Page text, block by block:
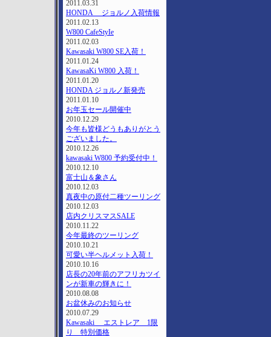
2011.03.31
HONDA ジョルノ入荷情報
2011.02.13
W800 CafeStyIe
2011.02.03
Kawasaki W800 SE入荷！
2011.01.24
KawasaKi W800 入荷！
2011.01.20
HONDA ジョルノ新発売
2011.01.10
お年玉セール開催中
2010.12.29
今年も皆様どうもありがとう
ございました。
2010.12.26
kawasaki W800 予約受付中！
2010.12.10
富士山＆象さん
2010.12.03
真夜中の原付二種ツーリング
2010.12.03
店内クリスマスSALE
2010.11.22
今年最終のツーリング
2010.10.21
可愛い半ヘルメット入荷！
2010.10.16
店長の20年前のアフリカツイ
ンが新車の輝きに！
2010.08.08
お盆休みのお知らせ
2010.07.29
Kawasaki エストレア 1限
り 特別価格